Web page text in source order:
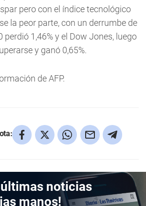
pero con el índice tecnológico
la peor parte, con un derrumbe de
perdió 1,46% y el Dow Jones, luego
y ganó 0,65%.
de AFP.
últimas noticias
manos!